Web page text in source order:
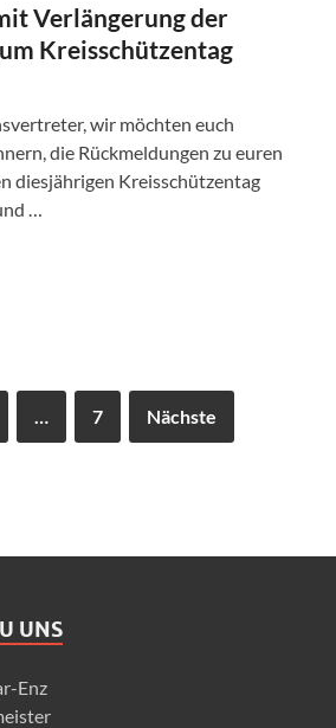
Verlängerung der
Kreisschützentag
wir möchten euch
die Rückmeldungen zu euren
diesjährigen Kreisschützentag
…
7 Nächste
UNS
Enz